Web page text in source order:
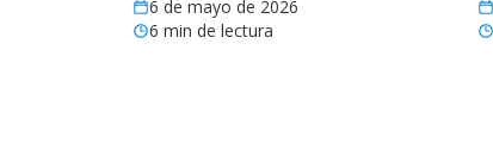
6 de mayo de 2026
6 min de lectura